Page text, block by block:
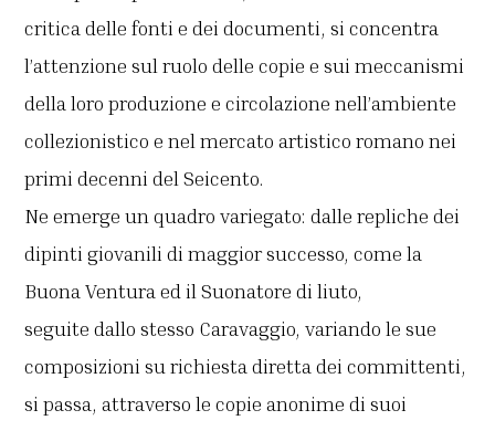
critica delle fonti e dei documenti, si concentra
l’attenzione sul ruolo delle copie e sui meccanismi
della loro produzione e circolazione nell’ambiente
collezionistico e nel mercato artistico romano nei
primi decenni del Seicento.
Ne emerge un quadro variegato: dalle repliche dei
dipinti giovanili di maggior successo, come la
Buona Ventura ed il Suonatore di liuto,
seguite dallo stesso Caravaggio, variando le sue
composizioni su richiesta diretta dei committenti,
si passa, attraverso le copie anonime di suoi